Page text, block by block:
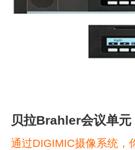
贝拉Brahler会议单元
通过DIGIMIC摄像系统，